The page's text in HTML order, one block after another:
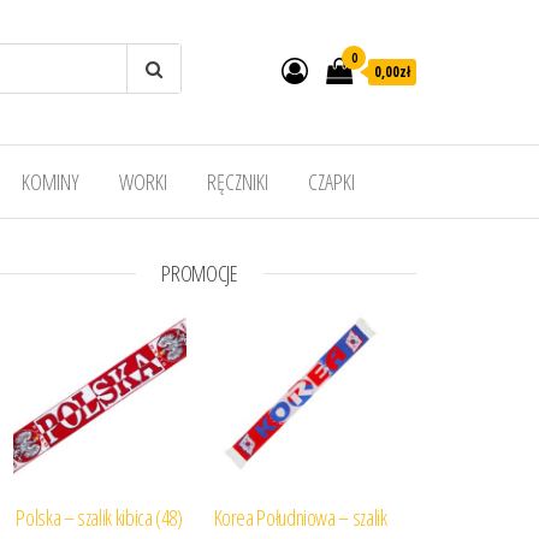
0
0,00zł
KOMINY WORKI RĘCZNIKI CZAPKI
PROMOCJE
Polska – szalik kibica (48) Korea Południowa – szalik